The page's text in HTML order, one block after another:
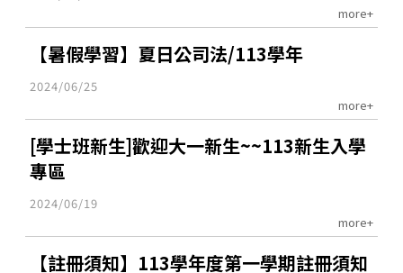
more+
【暑假學習】夏日公司法/113學年
2024/06/25
more+
[學士班新生]歡迎大一新生~~113新生入學
專區
2024/06/19
more+
【註冊須知】113學年度第一學期註冊須知